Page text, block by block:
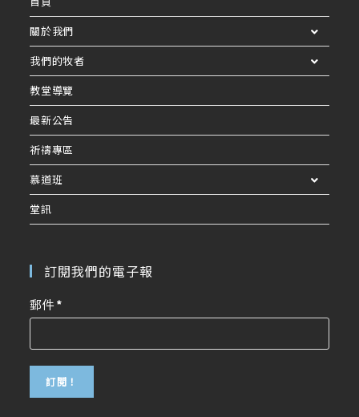
關於我們
我們的牧者
教堂導覽
最新公告
祈禱專區
慕道班
堂訊
訂閱我們的電子報
郵件*